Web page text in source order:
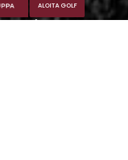
ALOITA GOLF